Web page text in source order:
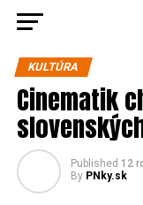
KULTÚRA
Cinematik
Published 12
By PNky.sk